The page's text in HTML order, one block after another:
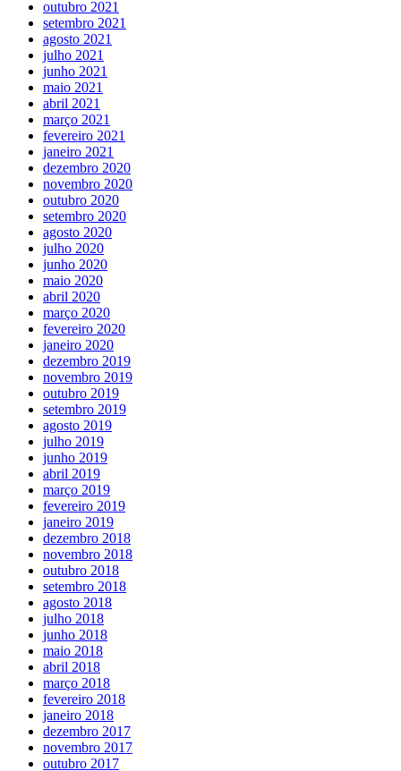
outubro 2021
setembro 2021
agosto 2021
julho 2021
junho 2021
maio 2021
abril 2021
março 2021
fevereiro 2021
janeiro 2021
dezembro 2020
novembro 2020
outubro 2020
setembro 2020
agosto 2020
julho 2020
junho 2020
maio 2020
abril 2020
março 2020
fevereiro 2020
janeiro 2020
dezembro 2019
novembro 2019
outubro 2019
setembro 2019
agosto 2019
julho 2019
junho 2019
abril 2019
março 2019
fevereiro 2019
janeiro 2019
dezembro 2018
novembro 2018
outubro 2018
setembro 2018
agosto 2018
julho 2018
junho 2018
maio 2018
abril 2018
março 2018
fevereiro 2018
janeiro 2018
dezembro 2017
novembro 2017
outubro 2017